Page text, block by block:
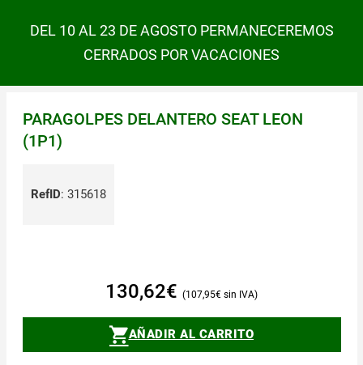
DEL 10 AL 23 DE AGOSTO PERMANECEREMOS
CERRADOS POR VACACIONES
PARAGOLPES DELANTERO SEAT LEON
(1P1)
RefID: 315618
130,62€ 107,95€
AÑADIR AL CARRITO